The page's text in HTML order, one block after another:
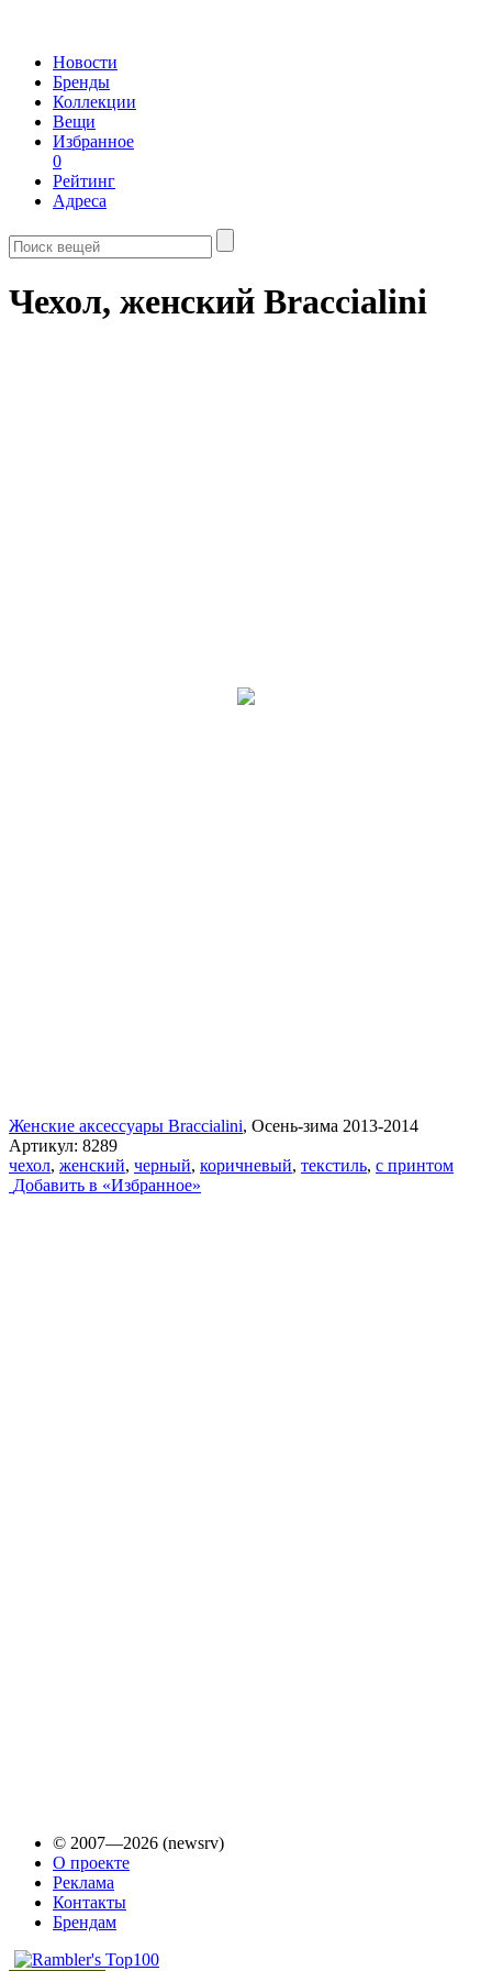
Новости
Бренды
Коллекции
Вещи
Избранное
0
Рейтинг
Адреса
Чехол, женский Braccialini
Женские аксессуары Braccialini, Осень-зима 2013-2014
Артикул: 8289
чехол, женский, черный, коричневый, текстиль, с принтом
Добавить в «Избранное»
© 2007—2026 (newsrv)
О проекте
Реклама
Контакты
Брендам